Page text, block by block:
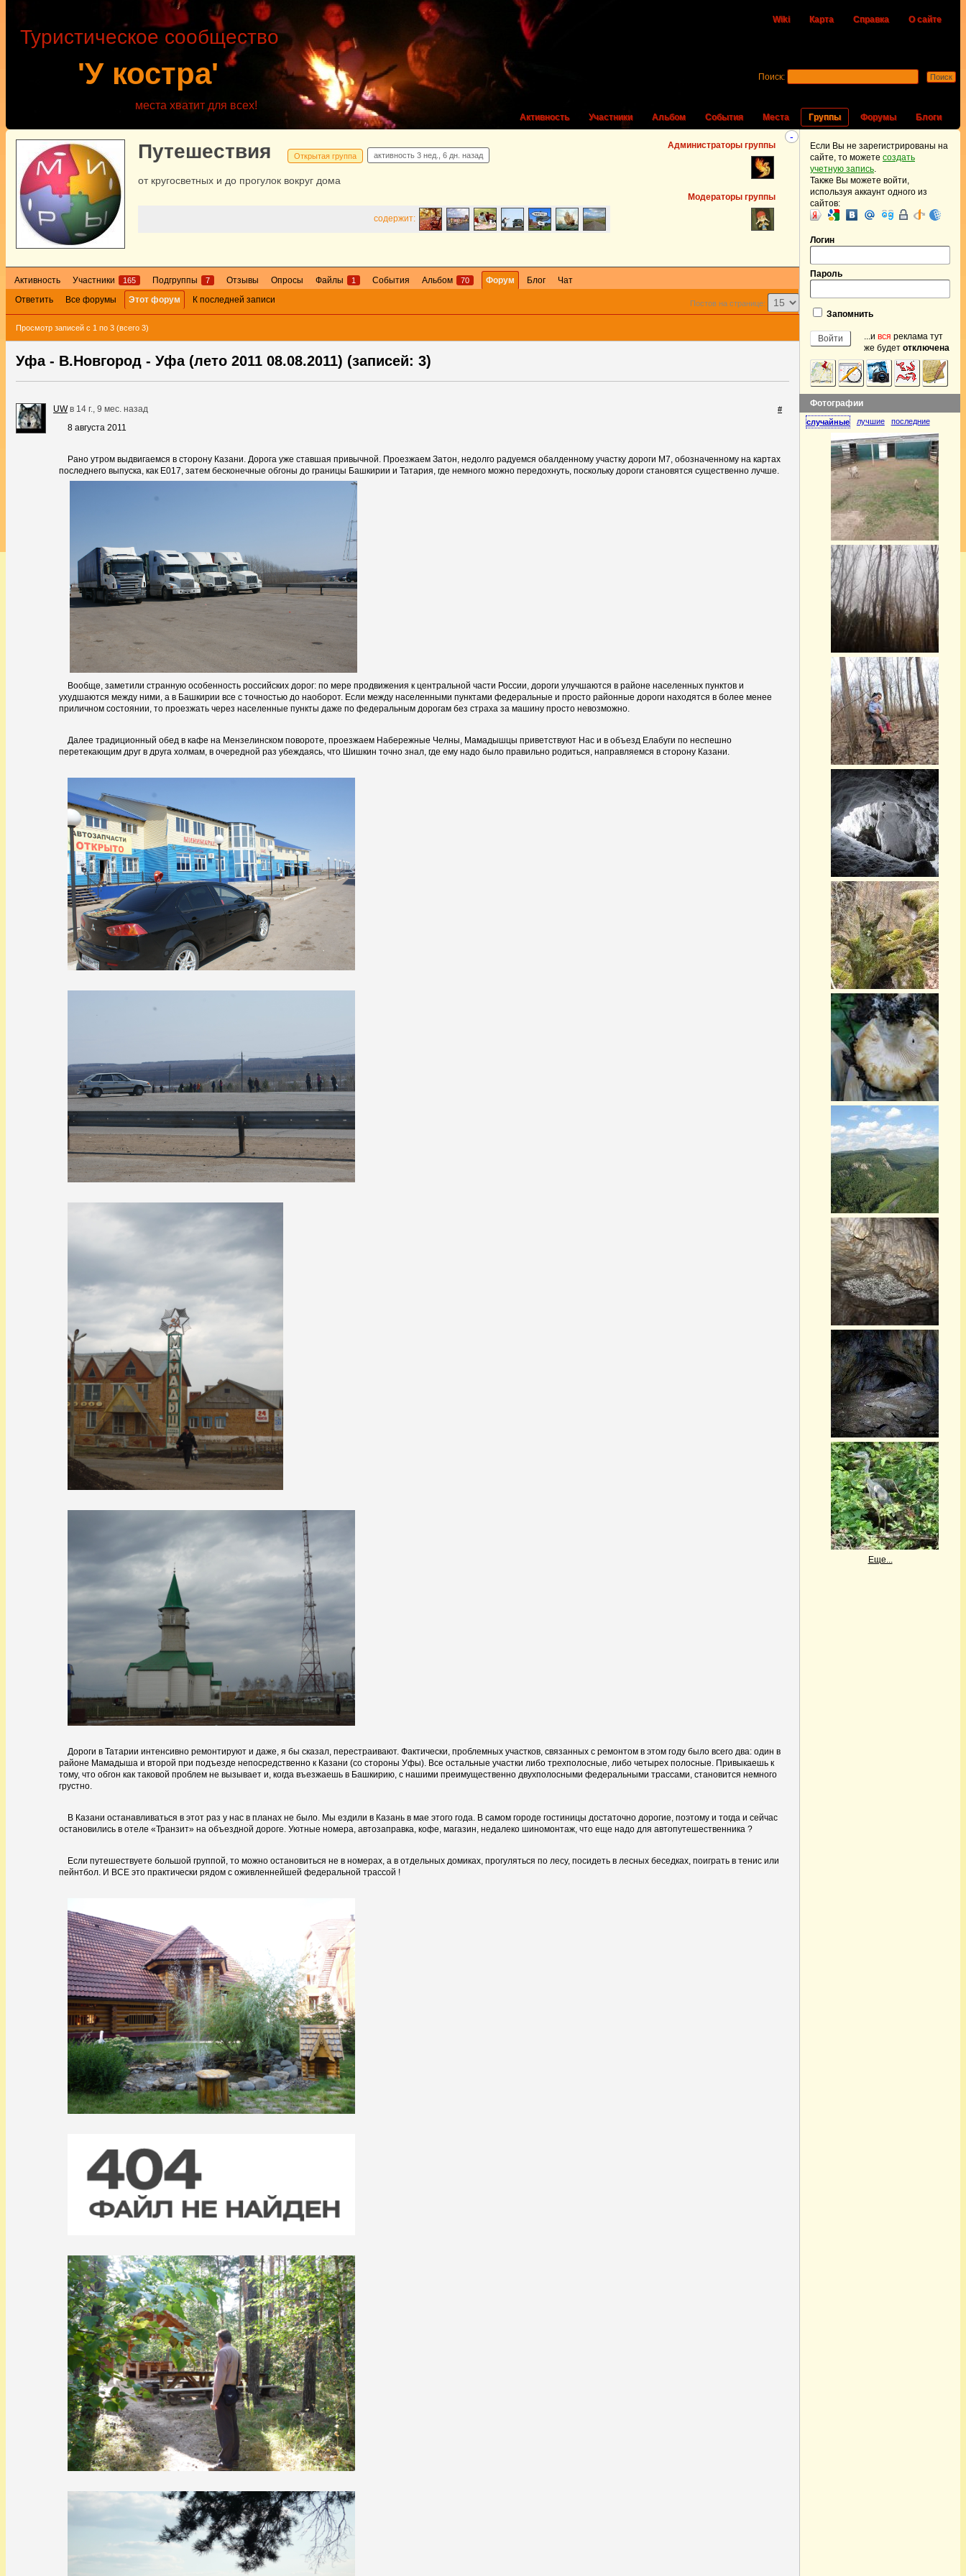
Wiki Карта Справка О сайте
'У костра'
Туристическое сообщество
места хватит для всех!
Активность Участники Альбом События Места Группы Форумы Блоги
Поиск:
-
Администраторы группы
Модераторы группы
Путешествия Открытая группа активность 3 нед., 6 дн. назад
от кругосветных и до прогулок вокруг дома
содержит:
Активность Участники 165 Подгруппы 7 Отзывы Опросы Файлы 1 События Альбом 70 Форум Блог
Чат
Ответить
Все форумы Этот форум К последней записи Постов на странице:
Просмотр записей с 1 по 3 (всего 3)
Уфа - В.Новгород - Уфа (лето 2011 08.08.2011) (записей: 3)
UWв 14 г., 9 мес. назад
8 августа 2011
Рано утром выдвигаемся в сторону Казани. Дорога уже ставшая привычной. Проезжаем Затон, недолго радуемся обалденному участку дороги М7, обозначенному на картах
последнего выпуска, как Е017, затем бесконечные обгоны до границы Башкирии и Татария, где немного можно передохнуть, поскольку дороги становятся существенно лучше.
Вообще, заметили странную особенность российских дорог: по мере продвижения к центральной части России, дороги улучшаются в районе населенных пунктов и
ухудшаются между ними, а в Башкирии все с точностью до наоборот. Если между населенными пунктами федеральные и просто районные дороги находятся в более менее
приличном состоянии, то проезжать через населенные пункты даже по федеральным дорогам без страха за машину просто невозможно.
Далее традиционный обед в кафе на Мензелинском повороте, проезжаем Набережные Челны, Мамадышцы приветствуют Нас и в объезд Елабуги по неспешно
перетекающим друг в друга холмам, в очередной раз убеждаясь, что Шишкин точно знал, где ему надо было правильно родиться, направляемся в сторону Казани.
Дороги в Татарии интенсивно ремонтируют и даже, я бы сказал, перестраивают. Фактически, проблемных участков, связанных с ремонтом в этом году было всего два: один в
районе Мамадыша и второй при подъезде непосредственно к Казани (со стороны Уфы). Все остальные участки либо трехполосные, либо четырех полосные. Привыкаешь к
тому, что обгон как таковой проблем не вызывает и, когда въезжаешь в Башкирию, с нашими преимущественно двухполосными федеральными трассами, становится немного
грустно.
В Казани останавливаться в этот раз у нас в планах не было. Мы ездили в Казань в мае этого года. В самом городе гостиницы достаточно дорогие, поэтому и тогда и сейчас
остановились в отеле «Транзит» на объездной дороге. Уютные номера, автозаправка, кофе, магазин, недалеко шиномонтаж, что еще надо для автопутешественника ?
Если путешествуете большой группой, то можно остановиться не в номерах, а в отдельных домиках, прогуляться по лесу, посидеть в лесных беседках, поиграть в тенис или
пейнтбол. И ВСЕ это практически рядом с оживленнейшей федеральной трассой !
#
Если Вы не зарегистрированы на
сайте, то можете создать
учетную запись.
Также Вы можете войти,
используя аккаунт одного из
сайтов:
Логин
Пароль
Запомнить
...и вся реклама тут
же будет отключена
Фотографии
случайные лучшие последние
Еще...